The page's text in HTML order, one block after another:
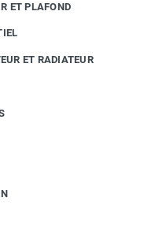
ET PLAFOND
ET RADIATEUR